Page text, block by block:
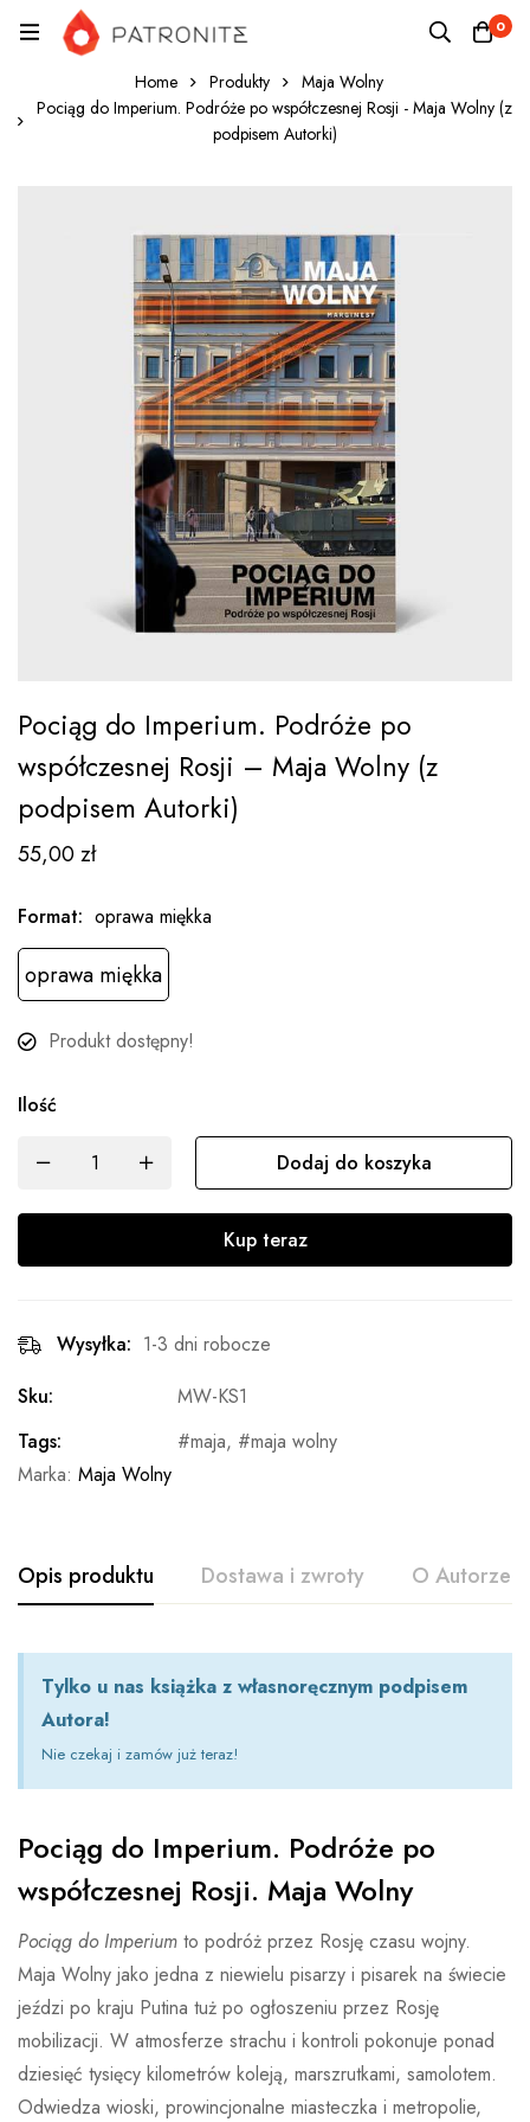
0
Home Produkty
Maja Wolny
Pociąg do Imperium. Podróże po współczesnej Rosji - Maja Wolny (z
podpisem Autorki)
Pociąg do Imperium. Podróże po
współczesnej Rosji – Maja Wolny (z
podpisem Autorki)
55,00zł
Format: oprawa miękka
oprawa miękka
Produkt dostępny!
Ilość
Dodaj do koszyka
Kup teraz
Wysyłka: 1-3 dni robocze
Sku:
MW-KS1
Tags:
maja,
maja wolny
Marka: Maja Wolny
Opis produktu Dostawa i zwroty O Autorze
Tylko u nas książka z własnoręcznym podpisem
Autora!
Nie czekaj i zamów już teraz!
Pociąg do Imperium. Podróże po
współczesnej Rosji. Maja Wolny
Pociąg do Imperium to podróż przez Rosję czasu wojny.
Maja Wolny jako jedna z niewielu pisarzy i pisarek na świecie
jeździ po kraju Putina tuż po ogłoszeniu przez Rosję
mobilizacji. W atmosferze strachu i kontroli pokonuje ponad
dziesięć tysięcy kilometrów koleją, marszrutkami, samolotem.
Odwiedza wioski, prowincjonalne miasteczka i metropolie,